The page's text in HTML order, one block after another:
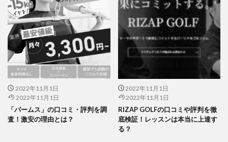
2022年11月1日
2022年11月1日
「パームス」の口コミ・評判を調
査！激安の理由とは？
2022年11月1日
2022年11月1日
RIZAP GOLFの口コミや評判を徹
底検証！レッスンは本当に上達す
る？